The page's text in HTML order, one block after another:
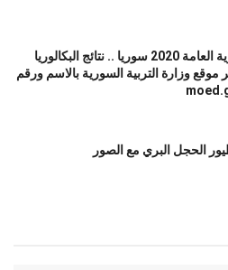
رابط نتائج الثانوية العامة 2020 سوريا .. نتائج البكالوريا
عبر موقع وزارة التربية السورية بالاسم ورقم
الحجل البري مع الصور